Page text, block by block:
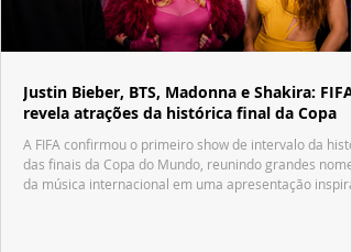
Justin Bieber, BTS, Madonna e Shakira: FIFA
revela atrações da histórica final da Copa
A FIFA confirmou o primeiro show de intervalo da
das finais da Copa do Mundo, reunindo grandes nomes
da música internacional em uma apresentação